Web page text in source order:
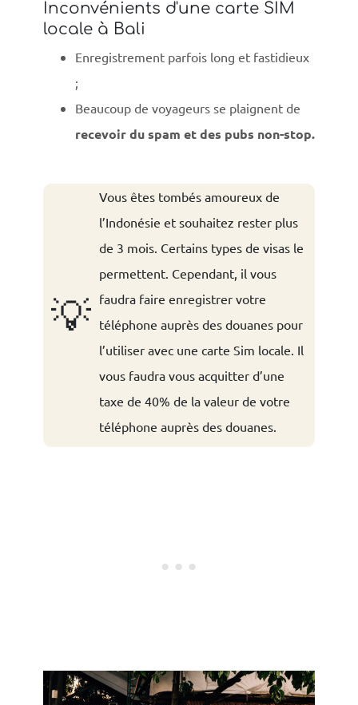
Inconvénients d'une carte SIM
locale à Bali
Enregistrement parfois long et fastidieux
;
Beaucoup de voyageurs se plaignent de
recevoir du spam et des pubs non-stop.
💡
Vous êtes tombés amoureux de
l’Indonésie et souhaitez rester plus
de 3 mois. Certains types de visas le
permettent. Cependant, il vous
faudra faire enregistrer votre
téléphone auprès des douanes pour
l’utiliser avec une carte Sim locale. Il
vous faudra vous acquitter d’une
taxe de 40% de la valeur de votre
téléphone auprès des douanes.